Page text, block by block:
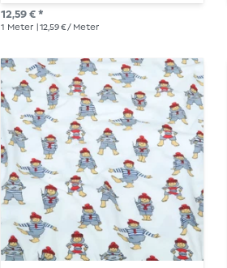
12,59 € *
1 Meter | 12,59 € / Meter